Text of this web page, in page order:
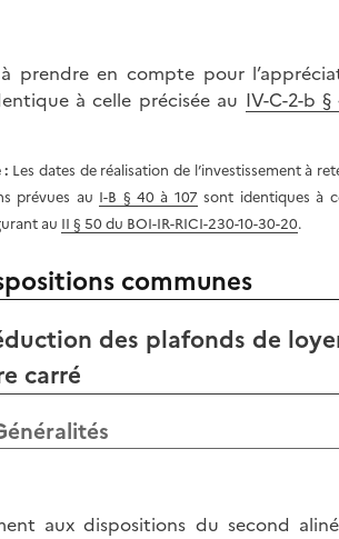
prendre en compte pour
à celle précisée au IV-C-2-b
: Les dates de réalisation de l’investissement à
prévues au I-B § 40 à 107 sont identiques à
au II § 50 du BOI-IR-RICI-230-10-30-20.
communes
des plafonds de
carré
aux dispositions du second